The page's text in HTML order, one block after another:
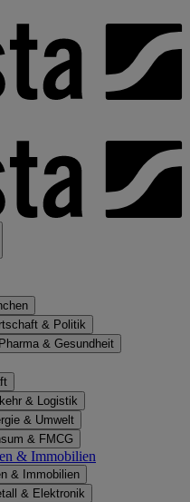
& Politik
Pharma & Gesundheit
& Logistik
& Umwelt
& FMCG
& Immobilien
& Immobilien
& Elektronik